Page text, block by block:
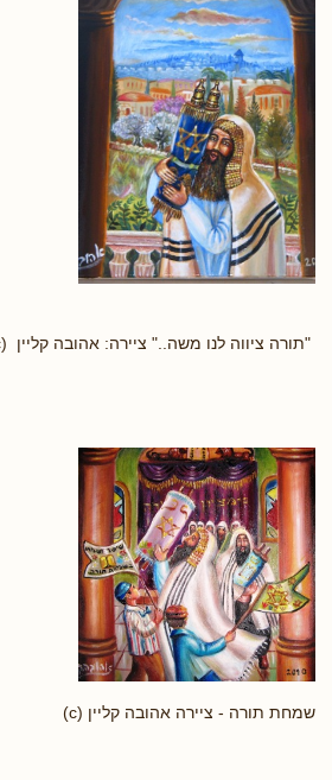
"תורה ציווה לנו משה.." ציירה: אהובה קליין (c) [שמן על בד]
שמחת תורה - ציירה אהובה קליין (c)